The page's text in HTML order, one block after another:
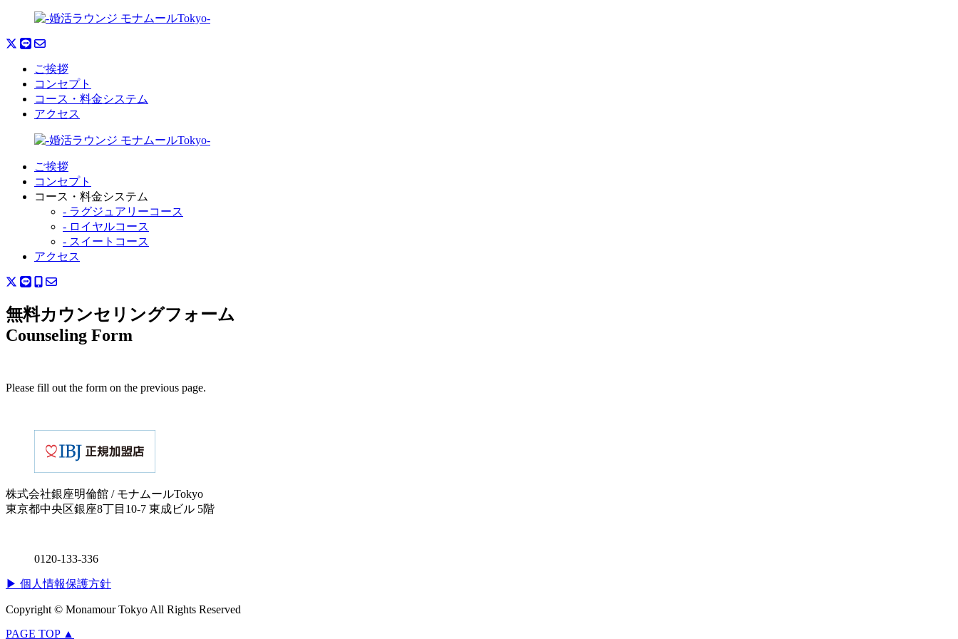
ご挨拶
コンセプト
コース・料金システム
アクセス
ご挨拶
コンセプト
コース・料金システム
- ラグジュアリーコース
- ロイヤルコース
- スイートコース
アクセス
無料カウンセリングフォーム
Counseling Form
Please fill out the form on the previous page.
株式会社銀座明倫館 / モナムールTokyo
東京都中央区銀座8丁目10-7 東成ビル 5階
0120-133-336
▶ 個人情報保護方針
Copyright © Monamour Tokyo All Rights Reserved
PAGE TOP ▲